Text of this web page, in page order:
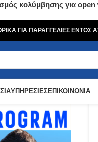
κολύμβησης για
ΓΙΑ ΠΑΡΑΓΓΕΛΙΕΣ ΕΝΤΟΣ
ΥΠΗΡΕΣΙΕΣΕΠΙΚΟΙΝΩΝΙΑ